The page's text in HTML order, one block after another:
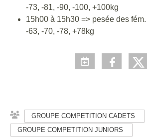
-73, -81, -90, -100, +100kg
15h00 à 15h30 => pesée des
-63, -70, -78, +78kg
GROUPE COMPETITION CADETS
GROUPE COMPETITION JUNIORS